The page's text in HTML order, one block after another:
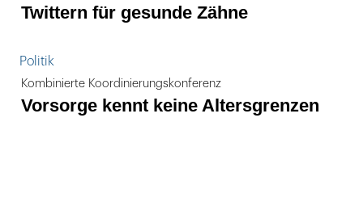
Twittern für gesunde Zähne
Politik
Kombinierte Koordinierungskonferenz
Vorsorge kennt keine Altersgrenzen